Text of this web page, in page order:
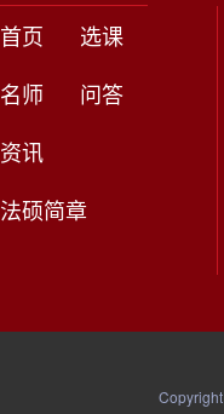
首页
选课
名师
问答
资讯
法硕简章